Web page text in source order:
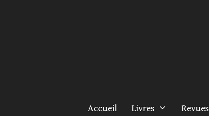
Accueil Livres Revues